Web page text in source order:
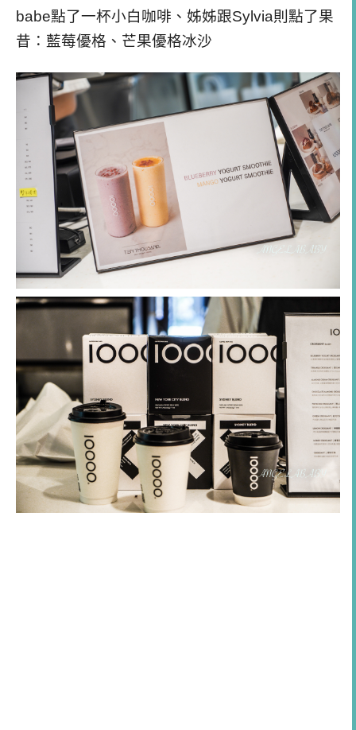
babe點了一杯小白咖啡、姊姊跟Sylvia則點了果
昔：藍莓優格、芒果優格冰沙